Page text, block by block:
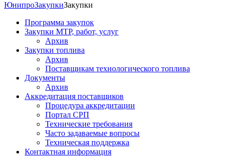
ЮнипроЗакупкиЗакупки
Программа закупок
Закупки МТР, работ, услуг
Архив
Закупки топлива
Архив
Поставщикам технологического топлива
Документы
Архив
Аккредитация поставщиков
Процедура аккредитации
Портал СРП
Технические требования
Часто задаваемые вопросы
Техническая поддержка
Контактная информация